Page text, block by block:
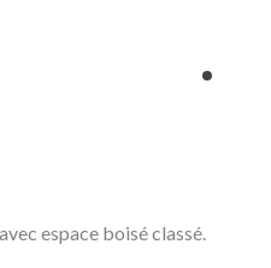
espace boisé classé.